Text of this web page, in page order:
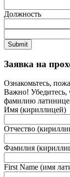
Должность
Submit
Заявка на
Ознакомьтесь,
Важно! Убедитесь,
фамилию
Имя (кириллицей)
Отчество
Фамилия
First Name (имя